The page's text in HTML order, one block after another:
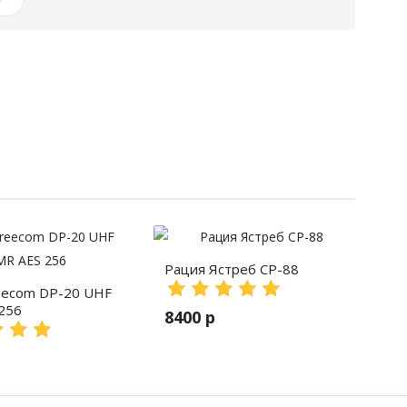
DP-20 UHF
Рация Ястреб СР-88
8400 р